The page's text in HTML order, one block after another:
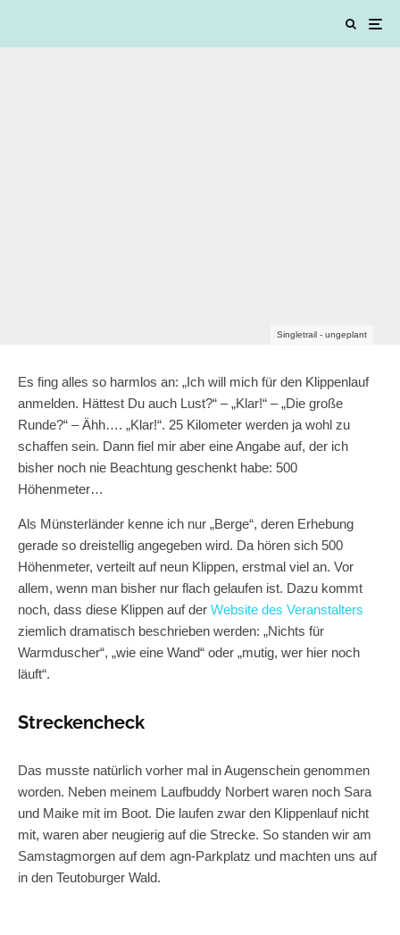
Singletrail - ungeplant
Es fing alles so harmlos an: „Ich will mich für den Klippenlauf
anmelden. Hättest Du auch Lust?“ – „Klar!“ – „Die große
Runde?“ – Ähh…. „Klar!“. 25 Kilometer werden ja wohl zu
schaffen sein. Dann fiel mir aber eine Angabe auf, der ich
bisher noch nie Beachtung geschenkt habe: 500
Höhenmeter…
Als Münsterländer kenne ich nur „Berge“, deren Erhebung
gerade so dreistellig angegeben wird. Da hören sich 500
Höhenmeter, verteilt auf neun Klippen, erstmal viel an. Vor
allem, wenn man bisher nur flach gelaufen ist. Dazu kommt
noch, dass diese Klippen auf der Website des Veranstalters
ziemlich dramatisch beschrieben werden: „Nichts für
Warmduscher“, „wie eine Wand“ oder „mutig, wer hier noch
läuft“.
Streckencheck
Das musste natürlich vorher mal in Augenschein genommen
worden. Neben meinem Laufbuddy Norbert waren noch Sara
und Maike mit im Boot. Die laufen zwar den Klippenlauf nicht
mit, waren aber neugierig auf die Strecke. So standen wir am
Samstagmorgen auf dem agn-Parkplatz und machten uns auf
in den Teutoburger Wald.